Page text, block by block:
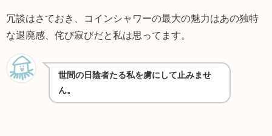
冗談はさておき、コインシャワーの最大の魅力はあの独特
な退廃感、侘び寂びだと私は思ってます。
世間の日陰者たる私を虜にして止みませ
ん。